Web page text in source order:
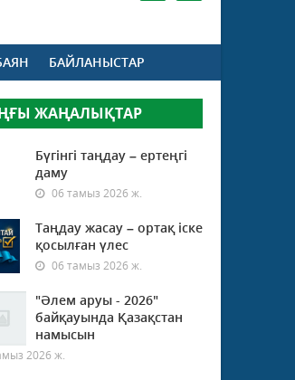
БАЙЛАНЫСТАР
ЖАҢАЛЫҚТАР
Бүгінгі таңдау – ертеңгі
даму
06 тамыз 2026 ж.
Таңдау жасау – ортақ іске
қосылған үлес
06 тамыз 2026 ж.
"Әлем аруы - 2026"
байқауында Қазақстан
намысын
2026 ж.